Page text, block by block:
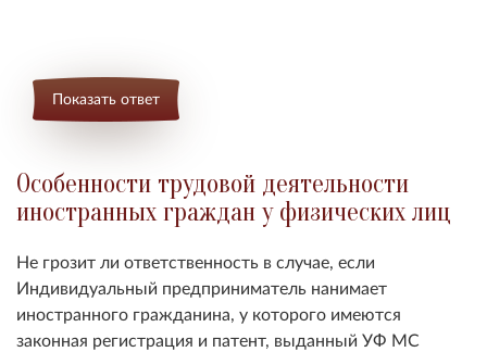
Показать ответ
Особенности трудовой деятельности
иностранных граждан у физических лиц
Не грозит ли ответственность в случае, если
Индивидуальный предприниматель нанимает
иностранного гражданина, у которого имеются
законная регистрация и патент, выданный УФ МС